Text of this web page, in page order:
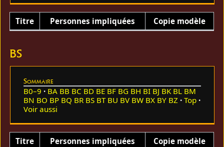
Titre Personnes impliquées Copie modèle
BS
Sommaire
B0–9 BA BB BC BD BE BF BG BH BI BJ BK BL BM
BN BO BP BQ BR BS BT BU BV BW BX BY BZ
Top
Voir aussi
Titre Personnes impliquées Copie modèle